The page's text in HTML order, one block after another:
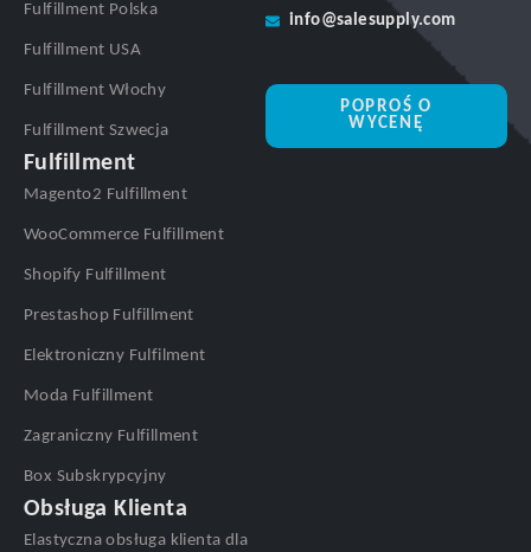
Fulfillment Polska
Fulfillment USA
Fulfillment Włochy
Fulfillment Szwecja
Fulfillment
Magento2 Fulfillment
WooCommerce Fulfillment
Shopify Fulfillment
Prestashop Fulfillment
Elektroniczny Fulfilment
Moda Fulfillment
Zagraniczny Fulfillment
Box Subskrypcyjny
Obsługa Klienta
Elastyczna obsługa klienta dla
info@salesupply.com
POPROŚ O
WYCENĘ